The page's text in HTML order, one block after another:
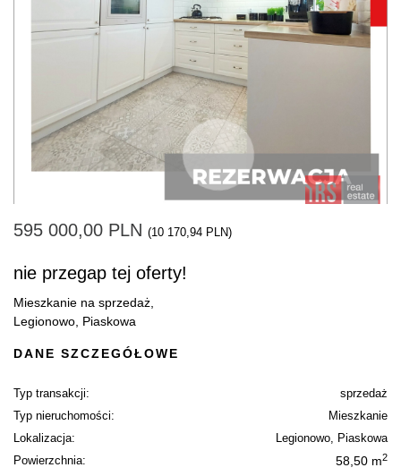
595 000,00 PLN (10 170,94 PLN)
nie przegap tej oferty!
Mieszkanie na sprzedaż,
Legionowo, Piaskowa
DANE SZCZEGÓŁOWE
Typ transakcji:
sprzedaż
Typ nieruchomości:
Mieszkanie
Lokalizacja:
Legionowo, Piaskowa
Powierzchnia:
58,50 m2